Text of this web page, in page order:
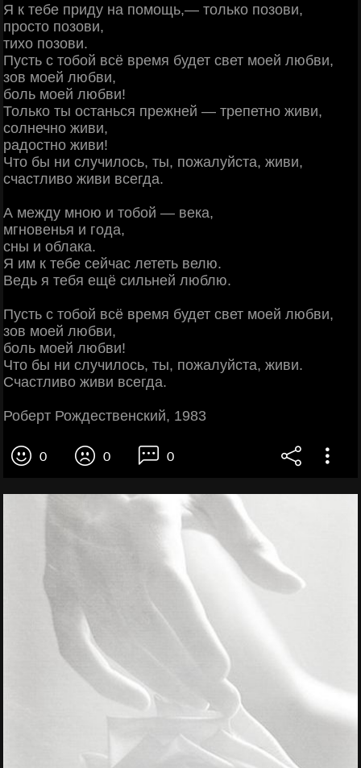
Я к тебе приду на помощь,— только позови,
просто позови,
тихо позови.
Пусть с тобой всё время будет свет моей любви,
зов моей любви,
боль моей любви!
Только ты останься прежней — трепетно живи,
солнечно живи,
радостно живи!
Что бы ни случилось, ты, пожалуйста, живи,
счастливо живи всегда.
А между мною и тобой — века,
мгновенья и года,
сны и облака.
Я им к тебе сейчас лететь велю.
Ведь я тебя ещё сильней люблю.
Пусть с тобой всё время будет свет моей любви,
зов моей любви,
боль моей любви!
Что бы ни случилось, ты, пожалуйста, живи.
Счастливо живи всегда.
Роберт Рождественский, 1983
0 0 0